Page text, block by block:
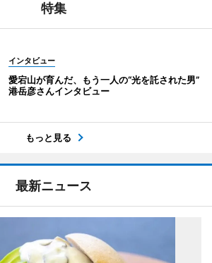
特集
インタビュー
愛宕山が育んだ、もう一人の“光を託された男”
港岳彦さんインタビュー
もっと見る
最新ニュース